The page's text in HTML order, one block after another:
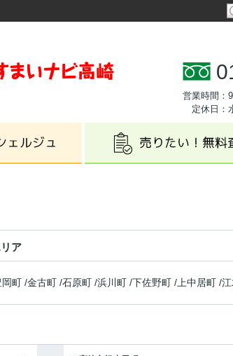
営業時間：
定休日：
ア
岡町 /金古町 /石原町 /浜川町 /下佐野町 / 上中居町 /